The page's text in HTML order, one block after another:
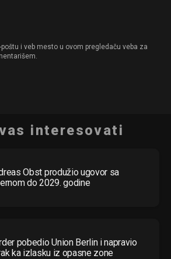
i veb mesto u ovom pregledaču veba za
interesovati
Obst produžio ugovor sa
do 2029. godine
pobedio Union Berlin i napravio
ka izlasku iz opasne zone